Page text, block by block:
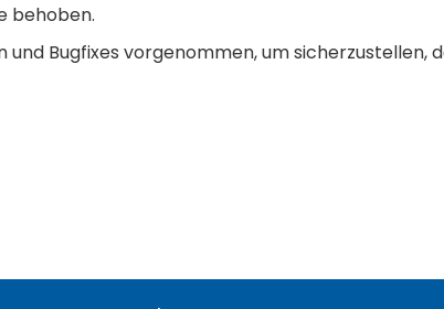
behoben.
Bugfixes vorgenommen, um sicherzustellen,